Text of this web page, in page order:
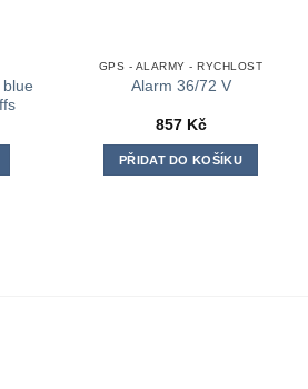
GPS - ALARMY - RYCHLOST
Alarm 36/72 V
857 Kč
PŘIDAT DO KOŠÍKU